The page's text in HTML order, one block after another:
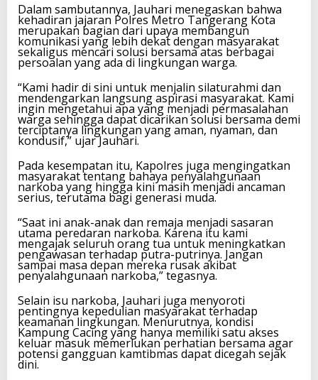
Dalam sambutannya, Jauhari menegaskan bahwa
kehadiran jajaran Polres Metro Tangerang Kota
merupakan bagian dari upaya membangun
komunikasi yang lebih dekat dengan masyarakat
sekaligus mencari solusi bersama atas berbagai
persoalan yang ada di lingkungan warga.
“Kami hadir di sini untuk menjalin silaturahmi dan
mendengarkan langsung aspirasi masyarakat. Kami
ingin mengetahui apa yang menjadi permasalahan
warga sehingga dapat dicarikan solusi bersama demi
terciptanya lingkungan yang aman, nyaman, dan
kondusif,” ujar Jauhari.
Pada kesempatan itu, Kapolres juga mengingatkan
masyarakat tentang bahaya penyalahgunaan
narkoba yang hingga kini masih menjadi ancaman
serius, terutama bagi generasi muda.
“Saat ini anak-anak dan remaja menjadi sasaran
utama peredaran narkoba. Karena itu kami
mengajak seluruh orang tua untuk meningkatkan
pengawasan terhadap putra-putrinya. Jangan
sampai masa depan mereka rusak akibat
penyalahgunaan narkoba,” tegasnya.
Selain isu narkoba, Jauhari juga menyoroti
pentingnya kepedulian masyarakat terhadap
keamanan lingkungan. Menurutnya, kondisi
Kampung Cacing yang hanya memiliki satu akses
keluar masuk memerlukan perhatian bersama agar
potensi gangguan kamtibmas dapat dicegah sejak
dini.